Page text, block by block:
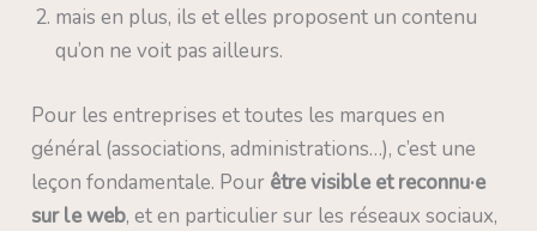
mais en plus, ils et elles proposent un contenu
qu’on ne voit pas ailleurs.
Pour les entreprises et toutes les marques en
général (associations, administrations…), c’est une
leçon fondamentale. Pour être visible et reconnu·e
sur le web, et en particulier sur les réseaux sociaux,